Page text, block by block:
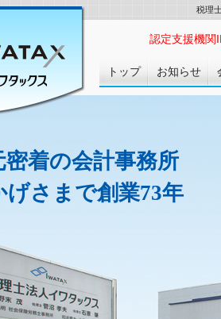
税理
認定支援機関
密着の会計事務所
げさまで創業73年
トップ お知らせ